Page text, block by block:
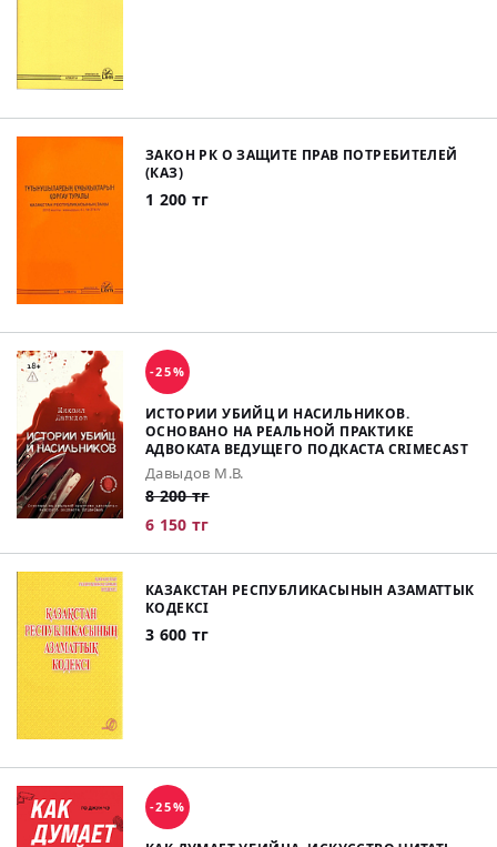
ЗАКОН РК О ЗАЩИТЕ ПРАВ ПОТРЕБИТЕЛЕЙ
(КАЗ)
1 200 тг
-25%
ИСТОРИИ УБИЙЦ И НАСИЛЬНИКОВ.
ОСНОВАНО НА РЕАЛЬНОЙ ПРАКТИКЕ
АДВОКАТА ВЕДУЩЕГО ПОДКАСТА CRIMECAST
Давыдов М.В.
8 200 тг
6 150 тг
КАЗАКСТАН РЕСПУБЛИКАСЫНЫН АЗАМАТТЫК
КОДЕКСІ
3 600 тг
-25%